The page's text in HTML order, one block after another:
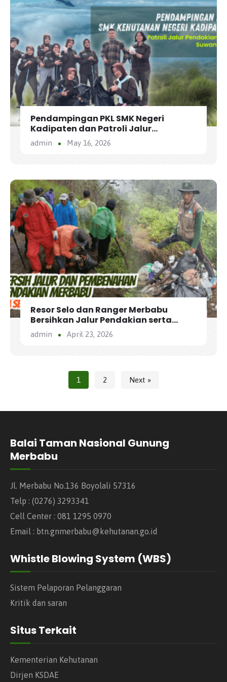
Pendampingan PKL SMK Negeri
Kadipaten dan Patroli Jalur
Pendakian via Suwanting
admin May 16, 2026
Resor Selo dan Ranger Merbabu
Bersihkan Jalur Pendakian serta
Benahi Jalur via Selo
admin April 23, 2026
1 2 Next »
Balai Taman Nasional Gunung
Merbabu
Jl. Merbabu No.136 Boyolali 57316
Telp : (0276) 3293341
Cell Center : 081 1295 0970
Email : btn.gnmerbabu@kehutanan.go.id
Whistle Blowing System (WBS)
Sistem Pelaporan Pelanggaran
Kritik dan saran
Situs Terkait
Kementerian Kehutanan
Dirjen KSDAE